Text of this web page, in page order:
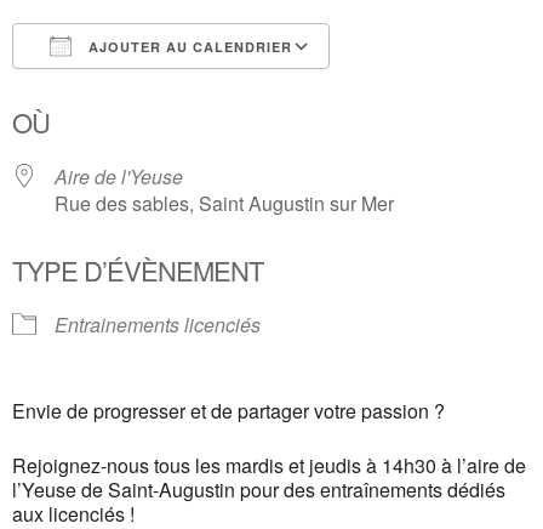
AJOUTER AU CALENDRIER
OÙ
Aire de l'Yeuse
Rue des sables, Saint Augustin sur Mer
TYPE D’ÉVÈNEMENT
Entrainements licenciés
Envie de progresser et de partager votre passion ?
Rejoignez-nous tous les mardis et jeudis à 14h30 à l’aire de
l’Yeuse de Saint-Augustin pour des entraînements dédiés
aux licenciés !